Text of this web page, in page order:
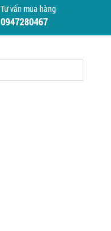
Tư vấn mua hàng
0947280467